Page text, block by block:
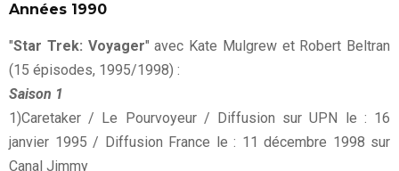
Années 1990
"Star Trek: Voyager" avec Kate Mulgrew et Robert Beltran
(15 épisodes, 1995/1998) :
Saison 1
1)Caretaker / Le Pourvoyeur / Diffusion sur UPN le : 16
janvier 1995 / Diffusion France le : 11 décembre 1998 sur
Canal Jimmy